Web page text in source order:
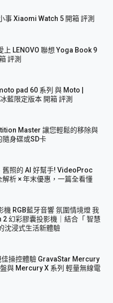
事 Xiaomi Watch 5 開箱 評測
上 LENOVO 聯想 Yoga Book 9
評測
pad 60 系列 與 Moto |
藍限定版本 開箱 評測
Master 讓您輕鬆的移除與
身碟或SD卡
舊照的 AI 好幫手! VideoProc
析 × 年末優惠，一篇全看懂
機 RGB藍牙音響 氛圍情境燈 我
幻彩膠囊投影機｜結合「 智慧
沈浸式生活新體驗
操控體驗 GravaStar Mercury
與 Mercury X 系列 輕量無線電